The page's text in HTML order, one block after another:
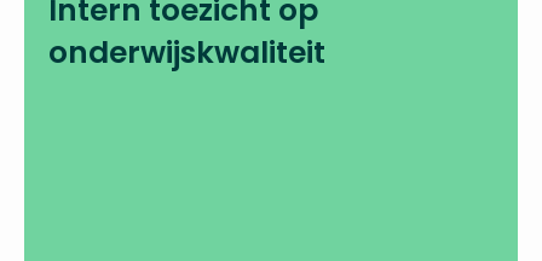
Intern toezicht op
onderwijskwaliteit